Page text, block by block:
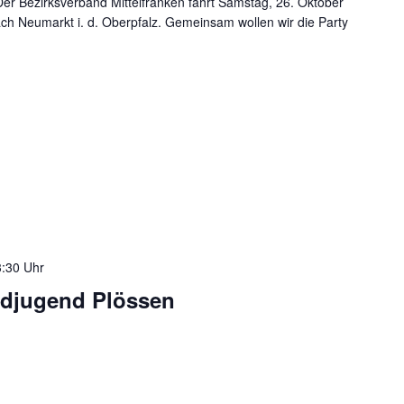
Neumarkt i. d. Oberpfalz. Gemeinsam wollen wir die Party
Plössen
Uhr